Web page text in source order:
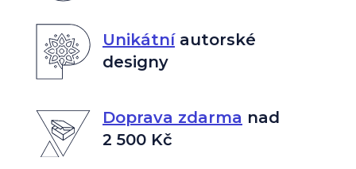
Unikátníautorské
designy
Doprava zdarma nad
2 500 Kč